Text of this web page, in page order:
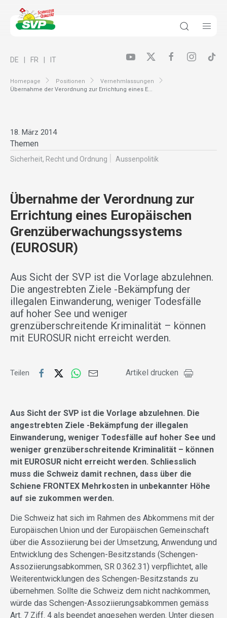
Homepage Positionen
Vernehmlassungen
Übernahme der Verordnung zur Errichtung eines E...
DE FR IT
18. März 2014
Themen
Sicherheit, Recht und Ordnung Aussenpolitik
Übernahme der Verordnung zur
Errichtung eines Europäischen
Grenzüberwachungssystems
(EUROSUR)
Aus Sicht der SVP ist die Vorlage abzulehnen.
Die angestrebten Ziele -Bekämpfung der
illegalen Einwanderung, weniger Todesfälle
auf hoher See und weniger
grenzüberschreitende Kriminalität – können
mit EUROSUR nicht erreicht werden.
Teilen Artikel drucken
Aus Sicht der SVP ist die Vorlage abzulehnen. Die
angestrebten Ziele -Bekämpfung der illegalen
Einwanderung, weniger Todesfälle auf hoher See und
weniger grenzüberschreitende Kriminalität – können
mit EUROSUR nicht erreicht werden. Schliesslich
muss die Schweiz damit rechnen, dass über die
Schiene FRONTEX Mehrkosten in unbekannter Höhe
auf sie zukommen werden.
Die Schweiz hat sich im Rahmen des Abkommens mit der
Europäischen Union und der Europäischen Gemeinschaft
über die Assoziierung bei der Umsetzung, Anwendung und
Entwicklung des Schengen-Besitzstands (Schengen-
Assoziierungsabkommen, SR 0.362.31) verpflichtet, alle
Weiterentwicklungen des Schengen-Besitzstands zu
übernehmen. Sollte die Schweiz dem nicht nachkommen,
würde das Schengen-Assoziierungsabkommen gemäss
Art. 7 Ziff. 4 als beendet angesehen werden. Unter diesen